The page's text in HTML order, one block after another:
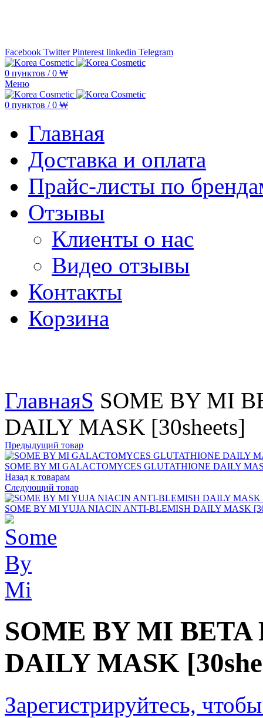
Facebook Twitter Pinterest linkedin Telegram
0 пунктов / 0 ₩
Меню
0 пунктов / 0 ₩
Главная
Доставка и оплата
Прайс-листы по
Отзывы
Клиенты о нас
Видео отзывы
Контакты
Корзина
ГлавнаяS SOME BY MI
DAILY MASK [30sheets]
Предыдущий товар
SOME BY MI GALACTOMYCES GLUTATHIONE DAILY
Назад к товарам
Следующий товар
SOME BY MI YUJA NIACIN ANTI-BLEMISH DAILY MASK
SOME BY MI
DAILY MASK
Зарегистрируйтесь,